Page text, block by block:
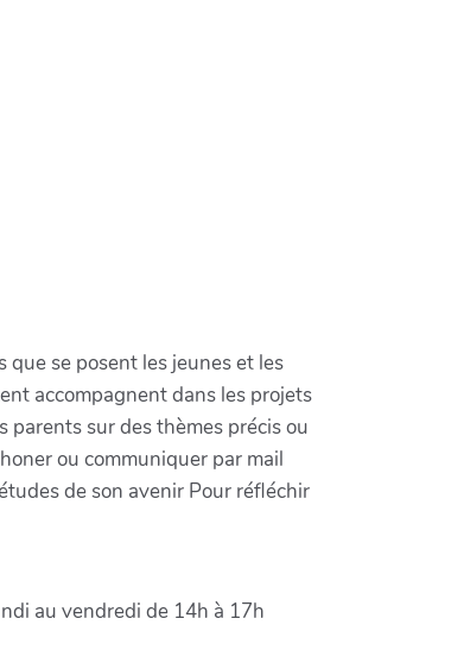
se posent les jeunes et les
accompagnent dans les projets
parents sur des thèmes précis ou
ou communiquer par mail
de son avenir Pour réfléchir
au vendredi de 14h à 17h